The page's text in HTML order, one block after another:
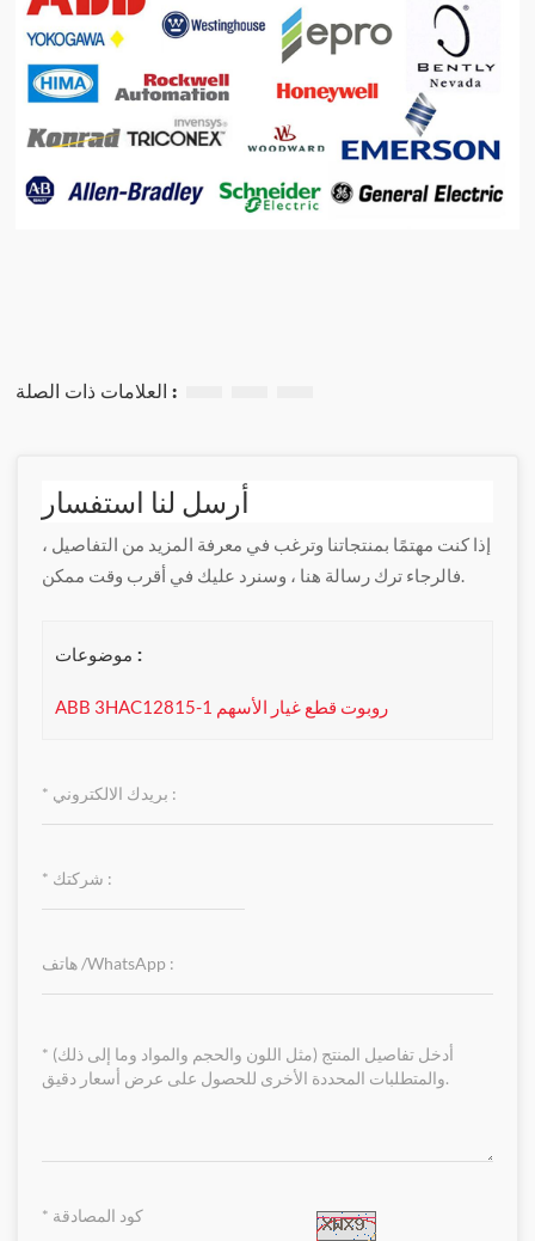
العلامات ذات الصلة :
أرسل لنا استفسار
إذا كنت مهتمًا بمنتجاتنا وترغب في معرفة المزيد من التفاصيل ،
فالرجاء ترك رسالة هنا ، وسنرد عليك في أقرب وقت ممكن.
موضوعات :
ABB 3HAC12815-1 روبوت قطع غيار الأسهم